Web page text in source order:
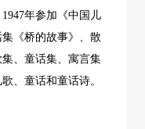
年参加《中国儿
《桥的故事》、散
、童话集、寓言集
、童话和童话诗。